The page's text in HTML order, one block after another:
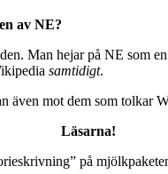
av NE?
Man hejar på NE som
samtidigt.
även mot dem som tolkar
Läsarna!
på